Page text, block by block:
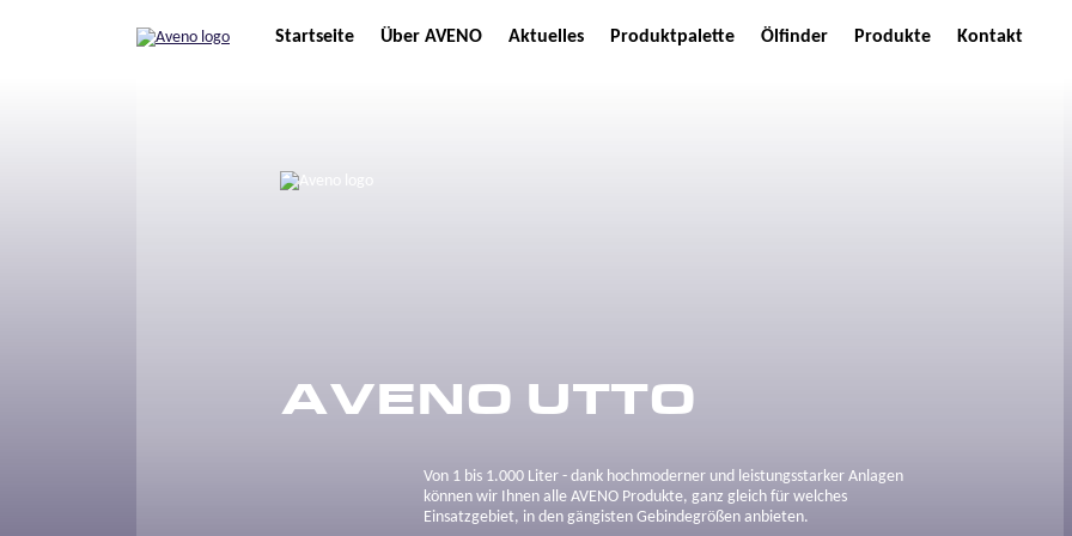
Startseite Über AVENO Aktuelles Produktpalette Ölfinder Produkte Kontakt
AVENO UTTO
Von 1 bis 1.000 Liter - dank hochmoderner und leistungsstarker Anlagen
können wir Ihnen alle AVENO Produkte, ganz gleich für welches
Einsatzgebiet, in den gängisten Gebindegrößen anbieten.